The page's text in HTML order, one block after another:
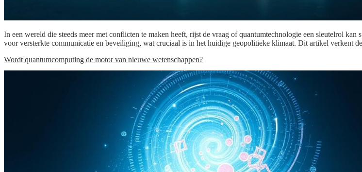
In een wereld die steeds meer met conflicten te maken heeft, rijst de vraag of quantumtechnologie een sleutelrol
voor versterkte communicatie en beveiliging, wat cruciaal is in het huidige geopolitieke klimaat. Dit artikel verkent
Wordt quantumcomputing de motor van nieuwe wetenschappen?